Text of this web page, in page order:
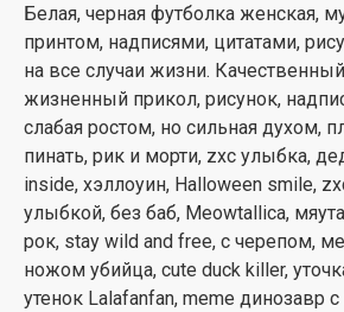
Белая, черная футболка женская,
принтом, надписями, цитатами,
на все случаи жизни.
жизненный прикол, рисунок,
слабая ростом, но сильная духом,
пинать, рик и морти, zxc улыбка,
inside, хэллоуин, Halloween smile,
улыбкой, без баб, Meowtallica,
рок, stay wild and free, с черепом,
ножом убийца, cute duck killer,
утенок Lalafanfan, meme динозавр